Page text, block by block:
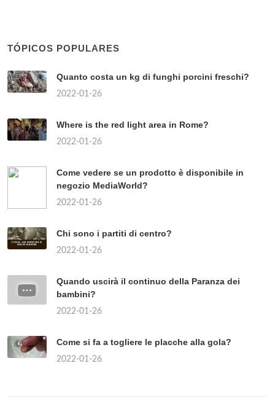
TÓPICOS POPULARES
Quanto costa un kg di funghi porcini freschi?
2022-01-26
Where is the red light area in Rome?
2022-01-26
Come vedere se un prodotto è disponibile in
negozio MediaWorld?
2022-01-26
Chi sono i partiti di centro?
2022-01-26
Quando uscirà il continuo della Paranza dei
bambini?
2022-01-26
Come si fa a togliere le placche alla gola?
2022-01-26